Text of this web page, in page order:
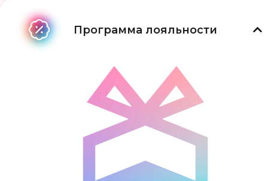
Программа лояльности